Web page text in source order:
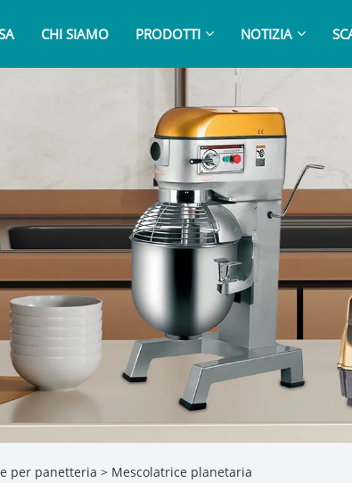
CHI SIAMO PRODOTTI NOTIZIA
per panetteria > Mescolatrice planetaria